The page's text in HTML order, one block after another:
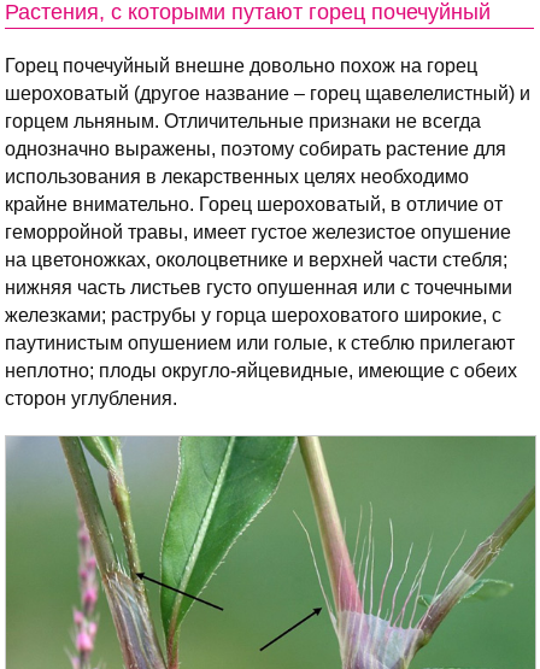
Растения, с которыми путают горец почечуйный
Горец почечуйный внешне довольно похож на горец
шероховатый (другое название – горец щавелелистный) и
горцем льняным. Отличительные признаки не всегда
однозначно выражены, поэтому собирать растение для
использования в лекарственных целях необходимо
крайне внимательно. Горец шероховатый, в отличие от
геморройной травы, имеет густое железистое опушение
на цветоножках, околоцветнике и верхней части стебля;
нижняя часть листьев густо опушенная или с точечными
железками; раструбы у горца шероховатого широкие, с
паутинистым опушением или голые, к стеблю прилегают
неплотно; плоды округло-яйцевидные, имеющие с обеих
сторон углубления.